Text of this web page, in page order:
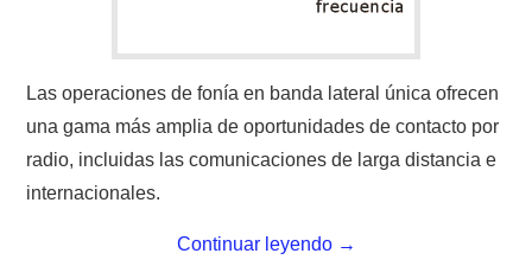
MIEMBROS ORIGINALES
MODOS DIGITALES
Las operaciones de fonía en banda lateral única ofrecen
una gama más amplia de oportunidades de contacto por
radio, incluidas las comunicaciones de larga distancia e
internacionales.
Continuar leyendo →